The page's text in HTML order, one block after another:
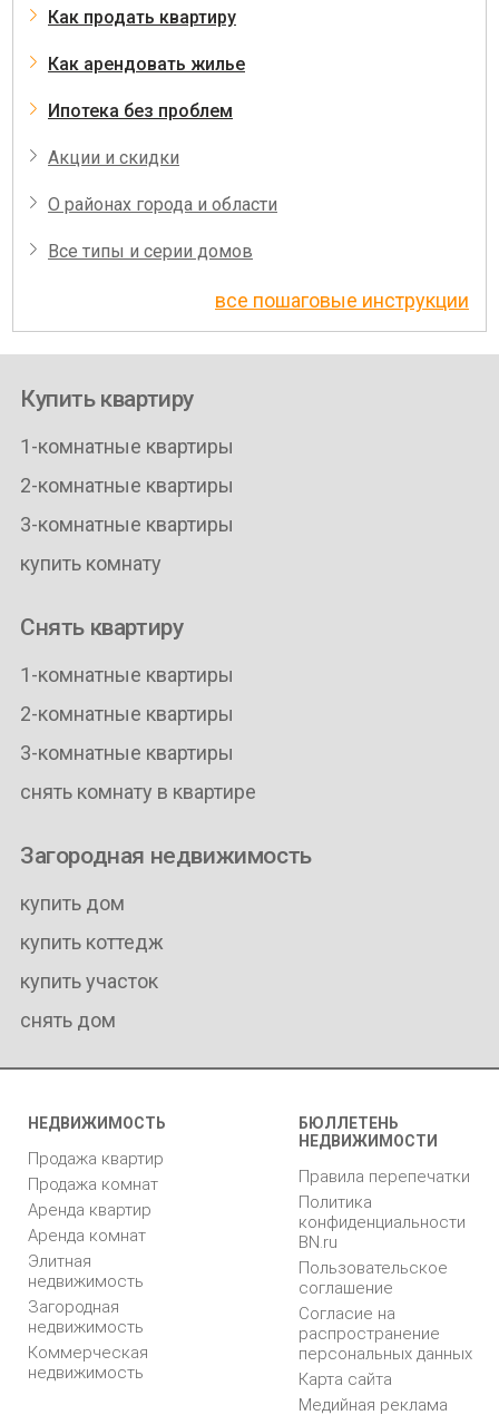
Как продать квартиру
Как арендовать жилье
Ипотека без проблем
Акции и скидки
О районах города и области
Все типы и серии домов
все пошаговые инструкции
Купить квартиру
1-комнатные квартиры
2-комнатные квартиры
3-комнатные квартиры
купить комнату
Снять квартиру
1-комнатные квартиры
2-комнатные квартиры
3-комнатные квартиры
снять комнату в квартире
Загородная недвижимость
купить дом
купить коттедж
купить участок
снять дом
НЕДВИЖИМОСТЬ
Продажа квартир
Продажа комнат
Аренда квартир
Аренда комнат
Элитная
недвижимость
Загородная
недвижимость
Коммерческая
недвижимость
БЮЛЛЕТЕНЬ
НЕДВИЖИМОСТИ
Правила перепечатки
Политика
конфиденциальности
BN.ru
Пользовательское
соглашение
Согласие на
распространение
персональных данных
Карта сайта
Медийная реклама